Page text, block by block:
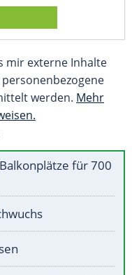
mir externe Inhalte
werden. Mehr
für 700